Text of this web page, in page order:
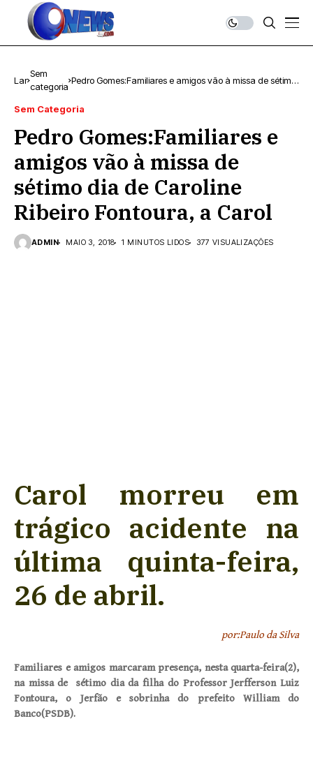
Lar
Sem
categoria
Pedro Gomes:Familiares e amigos vão à missa de sétimo
Sem Categoria
Pedro Gomes:Familiares e
amigos vão à missa de
sétimo dia de Caroline
Ribeiro Fontoura, a Carol
ADMIN MAIO 3, 2018 1 MINUTOS LIDOS 377 VISUALIZAÇÕES
Carol morreu em
trágico acidente na
última quinta-feira,
26 de abril.
por:Paulo da Silva
Familiares e amigos marcaram presença, nesta quarta-feira(2),
na missa de sétimo dia da filha do Professor Jerfferson Luiz
Fontoura, o Jerfão e sobrinha do prefeito William do
Banco(PSDB).